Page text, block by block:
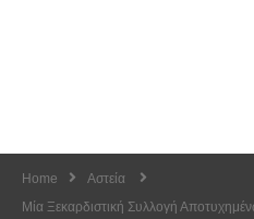
Home
Αστεία
Μία Ξεκαρδιστική Συλλογή